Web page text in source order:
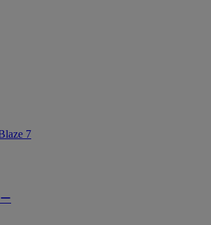
7